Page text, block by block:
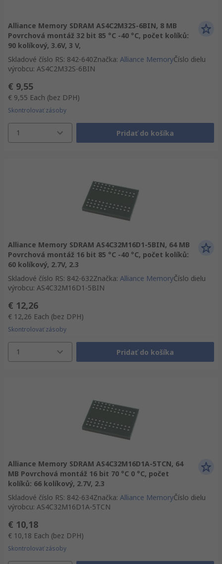
Alliance Memory SDRAM AS4C2M32S-6BIN, 8 MB
Povrchová montáž 32 bit 85 °C -40 °C, počet kolíků:
90 kolíkový, 3.6V, 3 V,
Skladové číslo RS: 842-640Značka: Alliance MemoryČíslo dielu
výrobcu: AS4C2M32S-6BIN
€ 9,55
€ 9,55 Each (bez DPH)
Skontrolovať zásoby
1 Pridať do košíka
Alliance Memory SDRAM AS4C32M16D1-5BIN, 64 MB
Povrchová montáž 16 bit 85 °C -40 °C, počet kolíků:
60 kolíkový, 2.7V, 2.3
Skladové číslo RS: 842-632Značka: Alliance MemoryČíslo dielu
výrobcu: AS4C32M16D1-5BIN
€ 12,26
€ 12,26 Each (bez DPH)
Skontrolovať zásoby
1 Pridať do košíka
Alliance Memory SDRAM AS4C32M16D1A-5TCN, 64
MB Povrchová montáž 16 bit 70 °C 0 °C, počet
kolíků: 66 kolíkový, 2.7V, 2.3
Skladové číslo RS: 842-634Značka: Alliance MemoryČíslo dielu
výrobcu: AS4C32M16D1A-5TCN
€ 10,18
€ 10,18 Each (bez DPH)
Skontrolovať zásoby